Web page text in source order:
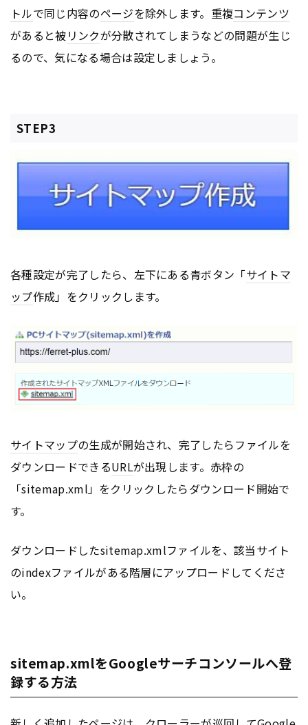
トルで同じ内容のページを除外します。重複コンテンツ
があると被リンクが分散されてしまうなどの問題が生じ
るので、気になる場合は設定しましょう。
STEP3
各種設定が完了したら、左下にある青ボタン「サイトマ
ップ作成」をクリックします。
サイトマップの生成が開始され、完了したらファイルを
ダウンロードできるURLが出現します。赤枠の
「sitemap.xml」をクリックしたらダウンロード開始で
す。
ダウンロードしたsitemap.xmlファイルを、該当サイト
のindexファイルがある階層にアップロードしてくださ
い。
sitemap.xmlをGoogleサーチコンソールへ登
録する方法